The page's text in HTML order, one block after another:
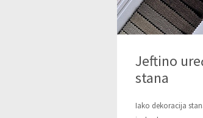
Jeftino
stana
Iako dekoracija